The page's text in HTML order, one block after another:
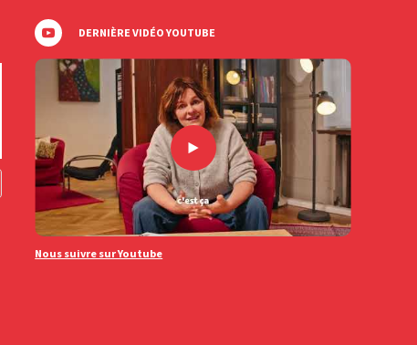
DERNIÈRE VIDÉO YOUTUBE
Nous suivre sur Youtube